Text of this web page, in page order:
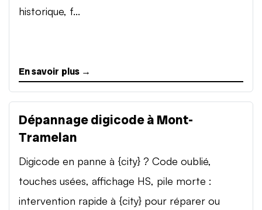
historique, f...
En savoir plus →
Dépannage digicode à Mont-
Tramelan
Digicode en panne à {city} ? Code oublié,
touches usées, affichage HS, pile morte :
intervention rapide à {city} pour réparer ou